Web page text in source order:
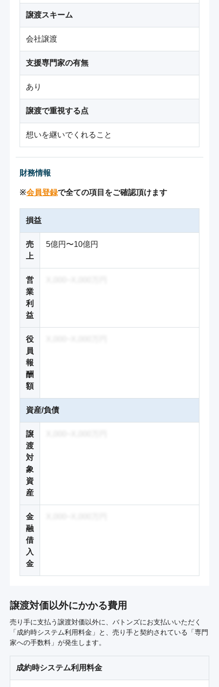
譲渡スキーム
会社譲渡
支援専門家の有無
あり
譲渡で重視する点
想いを継いでくれること
財務情報
※会員登録で全ての項目をご確認頂けます
損益
売
上
5億円〜10億円
営
業
利
益
役
員
報
酬
額
資産/負債
譲
渡
対
象
資
産
金
融
借
入
金
譲渡対価以外にかかる費用
売り手に支払う譲渡対価以外に、バトンズにお支払いいただく
「成約時システム利用料金」と、売り手と契約されている「専門
家への手数料」が発生します。
成約時システム利用料金